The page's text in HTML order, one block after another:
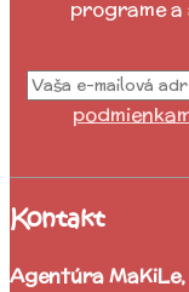
programe
Kontakt
Agentúra MaKiLe,